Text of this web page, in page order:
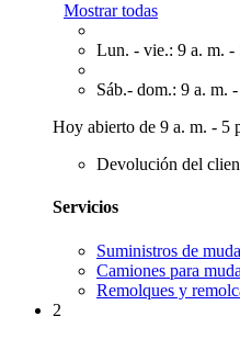
Mostrar todas
Lun. - vie.: 9 a. m. -
Sáb.- dom.: 9 a. m.
Hoy abierto de 9 a. m. - 5
Devolución del
Servicios
Suministros de
Camiones para
Remolques y
2